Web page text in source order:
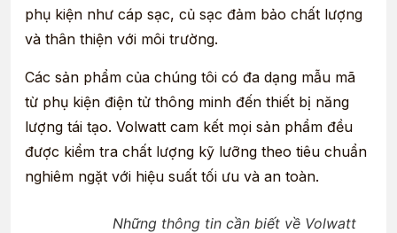
phụ kiện như cáp sạc, củ sạc đảm bảo chất lượng
và thân thiện với môi trường.
Các sản phẩm của chúng tôi có đa dạng mẫu mã
từ phụ kiện điện tử thông minh đến thiết bị năng
lượng tái tạo. Volwatt cam kết mọi sản phẩm đều
được kiểm tra chất lượng kỹ lưỡng theo tiêu chuẩn
nghiêm ngặt với hiệu suất tối ưu và an toàn.
Những thông tin cần biết về Volwatt